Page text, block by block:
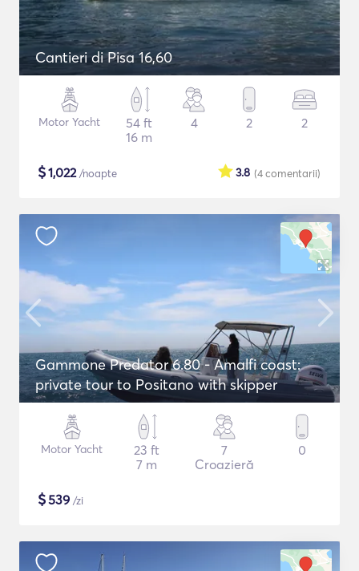
Cantieri di Pisa 16,60
Motor Yacht
54 ft
16 m
4 2 2
$1,022/noapte (4comentarii)
3.8
Gammone Predator 6.80 - Amalfi coast:
private tour to Positano with skipper
Motor Yacht
23 ft
7 m
7
Croazieră
0
$539 /zi